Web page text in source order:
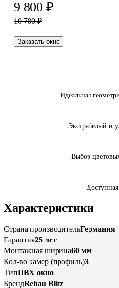
9 800 ₽
10 780₽
Заказать окно
Идеальная
Экстрабелый и
Выбор
Характеристики
Страна производительГермания
Гарантия25 лет
Монтажная ширина60 мм
Кол-во камер (профиль)3
ТипПВХ окно
БрендRehau Blitz